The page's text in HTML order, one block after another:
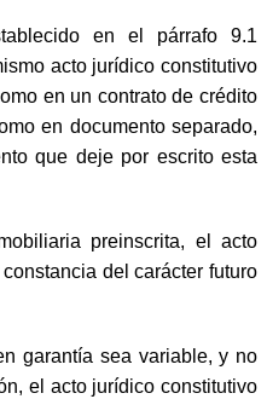
en el párrafo 9.1
acto jurídico constitutivo
en un contrato de crédito
en documento separado,
que deje por escrito esta
preinscrita, el acto
del carácter futuro
garantía sea variable, y no
el acto jurídico constitutivo